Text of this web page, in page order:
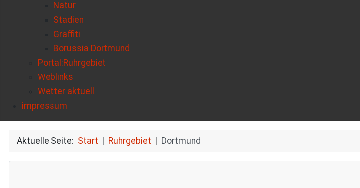
Natur
Stadien
Graffiti
Borussia Dortmund
Portal:Ruhrgebiet
Weblinks
Wetter aktuell
impressum
Aktuelle Seite: Start Ruhrgebiet Dortmund